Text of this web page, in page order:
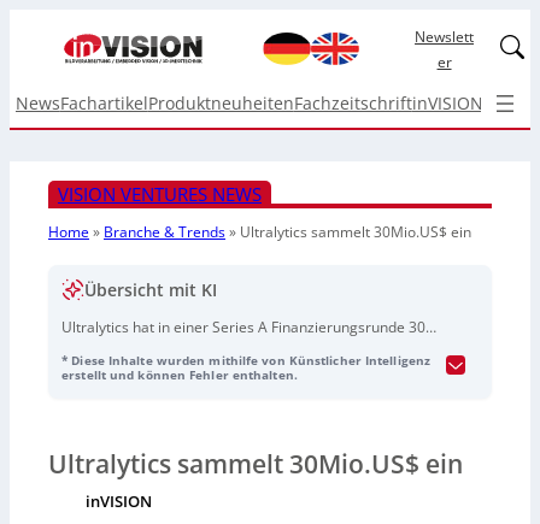
Newslett
er
NewsFachartikelProduktneuheitenFachzeitschriftinVISION Top
VISION VENTURES NEWS
Home» Branche & Trends» Ultralytics sammelt 30Mio.US$ ein
Übersicht mit KI
Ultralytics hat in einer Series A Finanzierungsrunde 30
Elephant angeführt, mit Beteiligung von Square One.
* Diese Inhalte wurden mithilfe von Künstlicher Intelligenz
erstellt und können Fehler enthalten.
Ultralytics sammelt 30Mio.US$ ein
inVISION